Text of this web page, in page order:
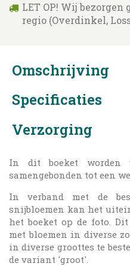
LET OP! Wij
regio (Overdinkel,
Omschrijving
Specificaties
Verzorging
In dit boeket worden
samengebonden tot een
In verband met de
snijbloemen kan het
het boeket op de foto.
met bloemen in diverse
in diverse groottes te
de variant 'groot'.